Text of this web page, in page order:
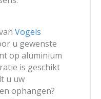
Vogels
u gewenste
op aluminium
is geschikt
u uw
ophangen?